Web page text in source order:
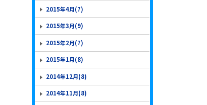
2015年4月(7)
2015年3月(9)
2015年2月(7)
2015年1月(8)
2014年12月(8)
2014年11月(8)